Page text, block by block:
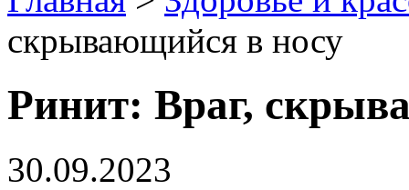
скрывающийся в носу
Ринит: Враг,
30.09.2023